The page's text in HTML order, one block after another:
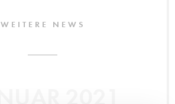
WEITERE NEWS